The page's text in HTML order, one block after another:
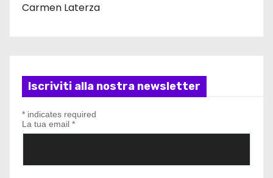
Carmen Laterza
Iscriviti alla nostra newsletter
* indicates required
La tua email *